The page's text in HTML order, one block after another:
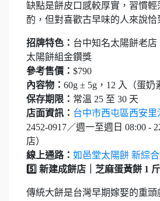
缺點是餅皮口感較厚實，習慣
酌，但對喜歡古早味的人來說恰
招牌特色： 台中知名太陽餅老店
太陽餅組金鑽獎
參考售價： $790
內容物： 60g ± 5g，12 入（蛋奶
保存期限： 常溫 25 至 30 天
店面資訊： 台中市西屯區西安里
2452-0917／週一至週日 08:00 -
店）
線上通路： 如邑堂太陽餅 新綜
5️⃣ 新建成餅店｜芝麻蛋黃餅 1 斤
傳統大餅是台灣早期嫁娶的重